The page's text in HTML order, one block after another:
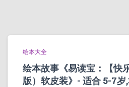
绘本大全
绘本故事《易读宝：【快
版）软皮装》- 适合 5-7岁